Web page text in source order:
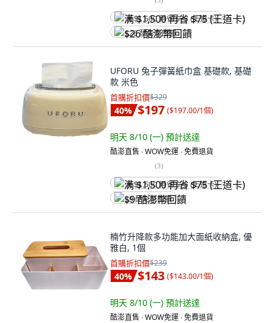
满 $1,500 再省 $75 (王道卡)
$26 酷澎幣回饋
UFORU 兔子彈簧紙巾盒 基礎款, 基礎
款 米色
首購折扣價$329
40% $197 ($197.00/1個)
明天 8/10 (一) 預計送達
酷澎直售 ∙ WOW免運 ∙ 免費退貨
(3)
满 $1,500 再省 $75 (王道卡)
$9 酷澎幣回饋
楠竹升降款多功能加大面紙收納盒, 優
雅白, 1個
首購折扣價$239
40% $143 ($143.00/1個)
明天 8/10 (一) 預計送達
酷澎直售 ∙ WOW免運 ∙ 免費退貨